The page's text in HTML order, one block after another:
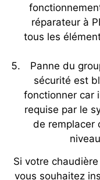
réparateur à
tous les
Panne du
sécurité est
fonctionner car
requise par le
de remplacer
Si votre
vous souhaitez